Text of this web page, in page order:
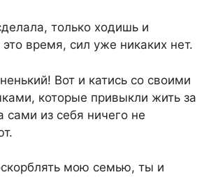
только ходишь и
время, сил уже никаких нет.
Вот и катись со своими
которые привыкли жить за
из себя ничего не
мою семью, ты и